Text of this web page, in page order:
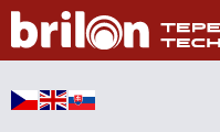
Přeskočit
obsah